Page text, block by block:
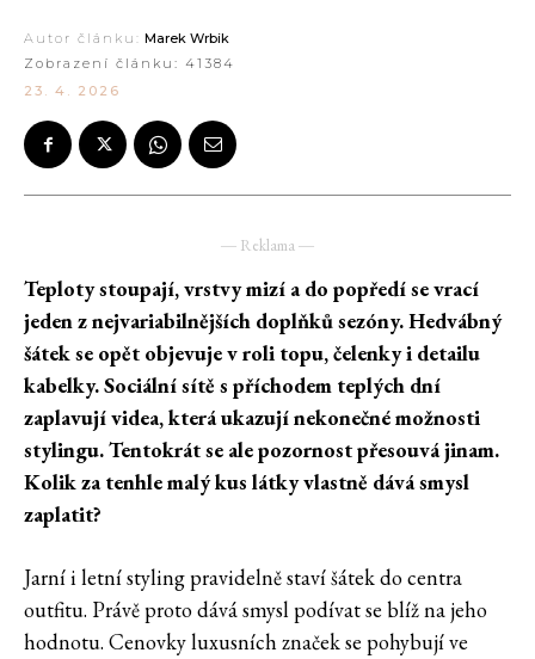
Autor článku: Marek Wrbik
Zobrazení článku: 41384
23. 4. 2026
― Reklama ―
Teploty stoupají, vrstvy mizí a do popředí se vrací
jeden z nejvariabilnějších doplňků sezóny. Hedvábný
šátek se opět objevuje v roli topu, čelenky i detailu
kabelky. Sociální sítě s příchodem teplých dní
zaplavují videa, která ukazují nekonečné možnosti
stylingu. Tentokrát se ale pozornost přesouvá jinam.
Kolik za tenhle malý kus látky vlastně dává smysl
zaplatit?
Jarní i letní styling pravidelně staví šátek do centra
outfitu. Právě proto dává smysl podívat se blíž na jeho
hodnotu. Cenovky luxusních značek se pohybují ve